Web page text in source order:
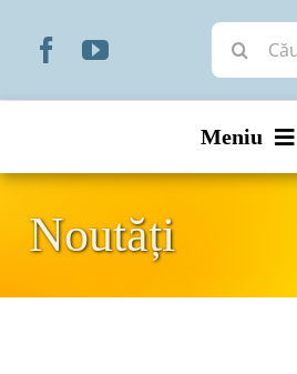
Cautare...
Meniu
Noutăți